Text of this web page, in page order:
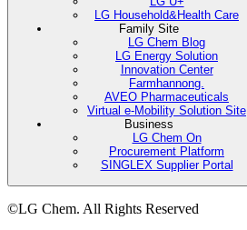
LG Household&Health Care
Family Site
LG Chem Blog
LG Energy Solution
Innovation Center
Farmhannong.
AVEO Pharmaceuticals
Virtual e-Mobility Solution Site
Business
LG Chem On
Procurement Platform
SINGLEX Supplier Portal
©LG Chem. All Rights Reserved